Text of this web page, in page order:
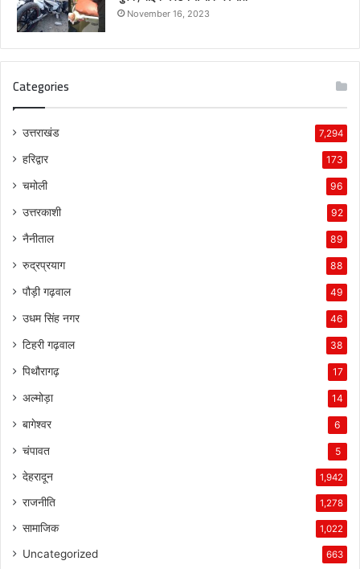
November 16, 2023
Categories
उत्तराखंड 7,294
हरिद्वार 173
चमोली 96
उत्तरकाशी 92
नैनीताल 89
रुद्रप्रयाग 88
पौड़ी गढ़वाल 49
उधम सिंह नगर 46
टिहरी गढ़वाल 38
पिथौरागढ़ 17
अल्मोड़ा 14
बागेश्वर 6
चंपावत 5
देहरादून 1,942
राजनीति 1,278
सामाजिक 1,022
Uncategorized 663